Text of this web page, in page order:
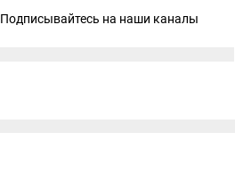
Подписывайтесь на наши каналы